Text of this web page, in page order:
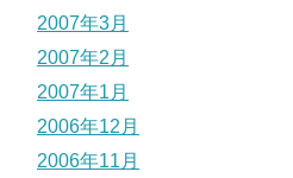
2007年3月
2007年2月
2007年1月
2006年12月
2006年11月